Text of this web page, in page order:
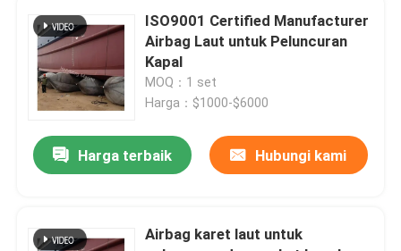
Hubungi kami
kasus
Fender Pneumatik Yokohama
ISO9001 Certified Manufacturer
Airbag Laut untuk Peluncuran
Kapal
MOQ：1 set
Harga：$1000-$6000
Harga terbaik Hubungi kami
Airbag karet laut untuk